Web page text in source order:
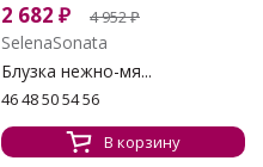
2 682 ₽ 4 952₽
SelenaSonata
Блузка нежно-мя...
46 48 50 54 56
В корзину